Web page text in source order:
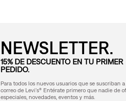
NEWSLETTER.
15% DE DESCUENTO EN TU PRIMER
PEDIDO.
Para todos los nuevos usuarios que se suscriban
correo de Levi's® Entérate primero que nadie de
especiales, novedades, eventos y más.